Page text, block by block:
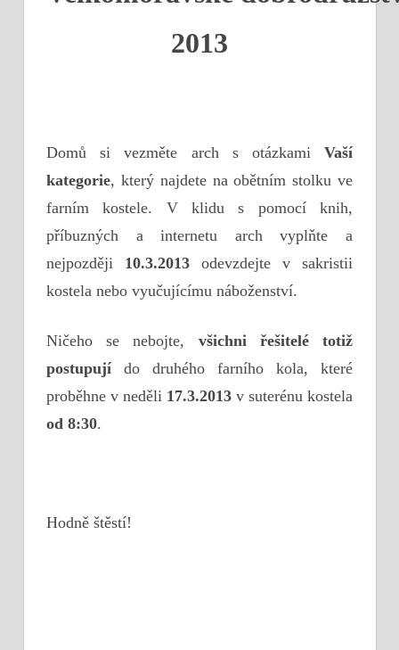
2013
Domů si vezměte arch s otázkami Vaší
kategorie, který najdete na obětním stolku ve
farním kostele. V klidu s pomocí knih,
příbuzných a internetu arch vyplňte a
nejpozději 10.3.2013 odevzdejte v sakristii
kostela nebo vyučujícímu náboženství.
Ničeho se nebojte, všichni řešitelé totiž
postupují do druhého farního kola, které
proběhne v neděli 17.3.2013 v suterénu kostela
od 8:30.
Hodně štěstí!